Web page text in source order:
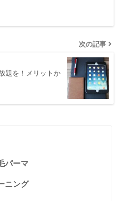
次の記事
題を！メリットか
パーマ
ニング